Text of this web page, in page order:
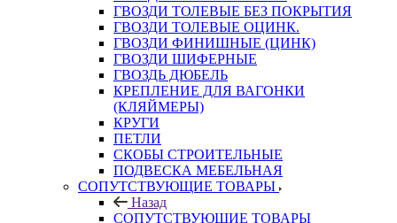
ГВОЗДИ ТОЛЕВЫЕ БЕЗ ПОКРЫТИЯ
ГВОЗДИ ТОЛЕВЫЕ ОЦИНК.
ГВОЗДИ ФИНИШНЫЕ (ЦИНК)
ГВОЗДИ ШИФЕРНЫЕ
ГВОЗДЬ ДЮБЕЛЬ
КРЕПЛЕНИЕ ДЛЯ ВАГОНКИ
(КЛЯЙМЕРЫ)
КРУГИ
ПЕТЛИ
СКОБЫ СТРОИТЕЛЬНЫЕ
ПОДВЕСКА МЕБЕЛЬНАЯ
СОПУТСТВУЮЩИЕ ТОВАРЫ
Назад
СОПУТСТВУЮЩИЕ ТОВАРЫ